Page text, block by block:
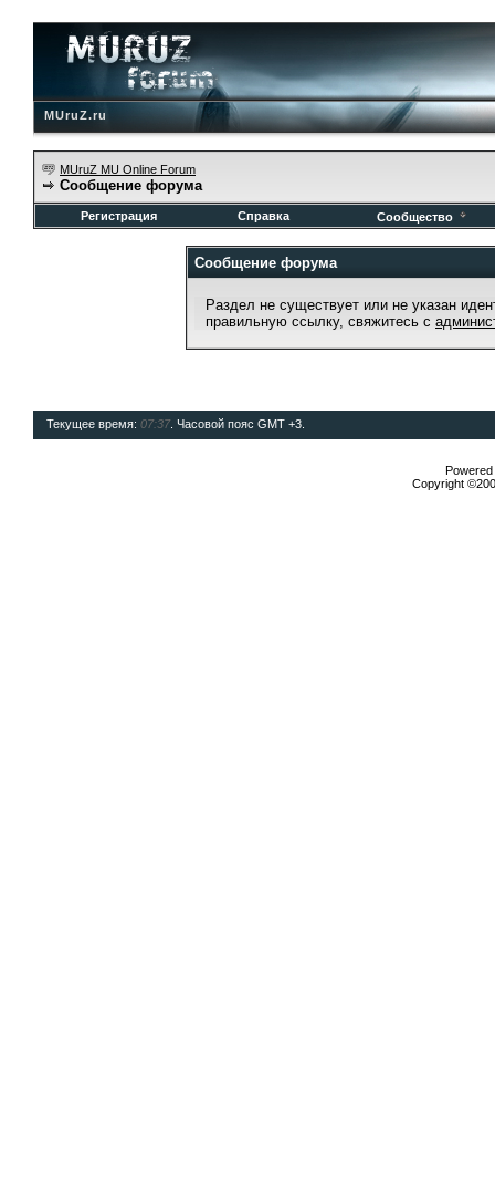
MUruZ.ru
MUruZ MU Online Forum
Сообщение форума
Регистрация Справка Сообщество
Сообщение форума
Раздел не существует или не указан
правильную ссылку, свяжитесь с
Текущее время: 07:37. Часовой пояс GMT +3.
Copyright